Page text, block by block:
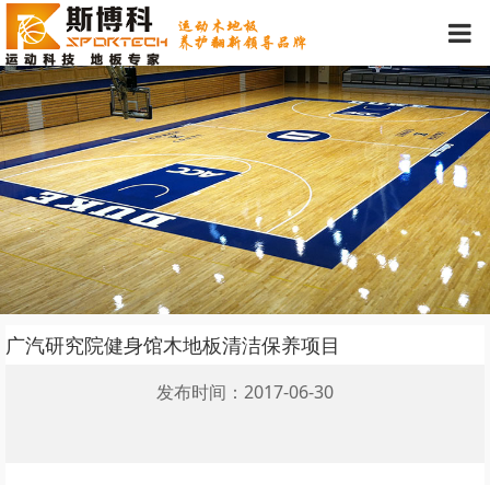
广汽研究院健身馆木地板清洁保养项目
发布时间：2017-06-30